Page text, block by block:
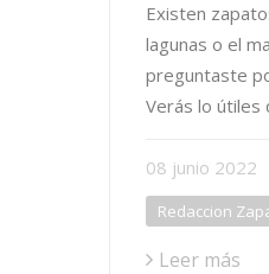
Existen
lagunas o el
preguntaste
Verás lo útiles
08 junio 2022
Redaccion
Leer más